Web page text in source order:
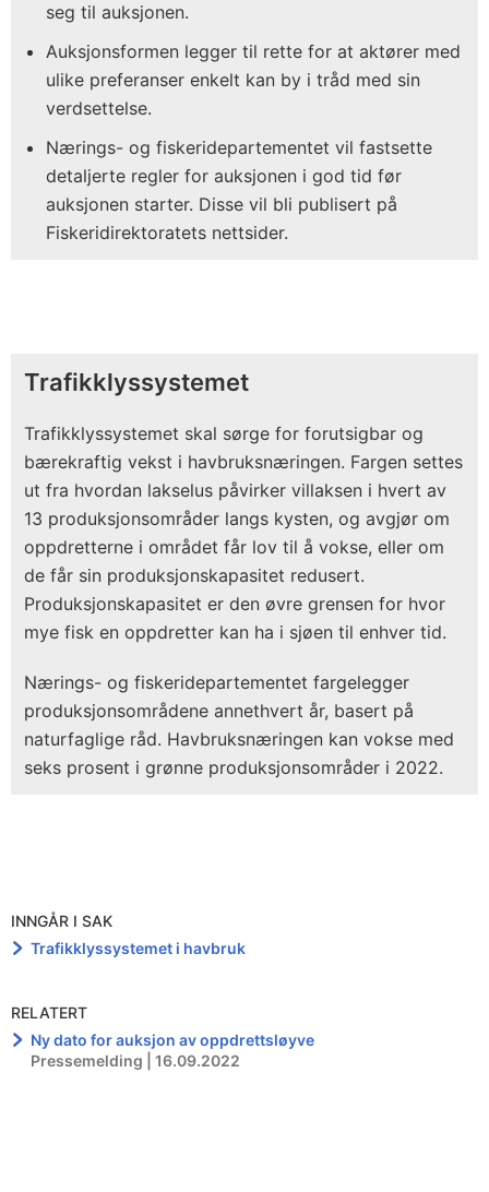
seg til auksjonen.
Auksjonsformen legger til rette for at aktører med
ulike preferanser enkelt kan by i tråd med sin
verdsettelse.
Nærings- og fiskeridepartementet vil fastsette
detaljerte regler for auksjonen i god tid før
auksjonen starter. Disse vil bli publisert på
Fiskeridirektoratets nettsider.
Trafikklyssystemet
Trafikklyssystemet skal sørge for forutsigbar og
bærekraftig vekst i havbruksnæringen. Fargen settes
ut fra hvordan lakselus påvirker villaksen i hvert av
13 produksjonsområder langs kysten, og avgjør om
oppdretterne i området får lov til å vokse, eller om
de får sin produksjonskapasitet redusert.
Produksjonskapasitet er den øvre grensen for hvor
mye fisk en oppdretter kan ha i sjøen til enhver tid.
Nærings- og fiskeridepartementet fargelegger
produksjonsområdene annethvert år, basert på
naturfaglige råd. Havbruksnæringen kan vokse med
seks prosent i grønne produksjonsområder i 2022.
INNGÅR I SAK
Trafikklyssystemet i havbruk
RELATERT
Ny dato for auksjon av oppdrettsløyve
Pressemelding | 16.09.2022